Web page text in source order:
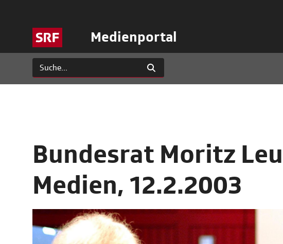
Medienportal
Bundesrat Moritz
Medien, 12.2.2003